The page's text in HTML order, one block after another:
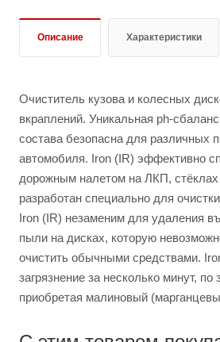
Описание Характеристики
Очиститель кузова и колесных
вкраплений. Уникальная ph-
состава безопасна для различных
автомобиля. Iron (IR) эффективно
дорожным налетом на ЛКП, стёклах
разработан специально для
Iron (IR) незаменим для удаления
пыли на дисках, которую
очистить обычными средствами.
загрязнение за несколько минут,
приобретая малиновый